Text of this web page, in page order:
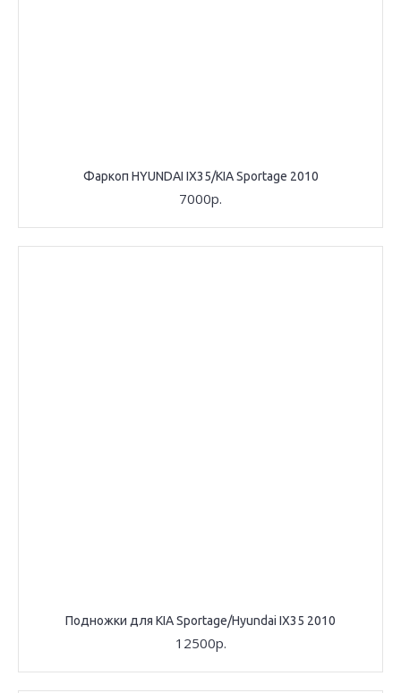
Фаркоп HYUNDAI IX35/KIA Sportage 2010
7000р.
Подножки для KIA Sportage/Hyundai IX35 2010
12500р.